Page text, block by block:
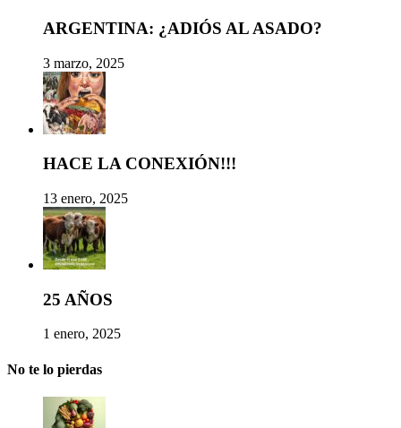
ARGENTINA: ¿ADIÓS AL ASADO?
3 marzo, 2025
HACE LA CONEXIÓN!!!
13 enero, 2025
25 AÑOS
1 enero, 2025
No te lo pierdas